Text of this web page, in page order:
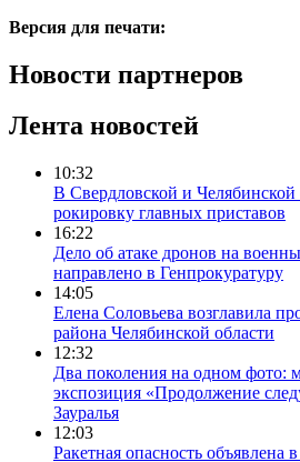
Версия для печати:
Новости партнеров
Лента новостей
10:32
В Свердловской и Челябинской
рокировку главных приставов
16:22
Дело об атаке дронов на
направлено в Генпрокуратуру
14:05
Елена Соловьева возглавила
района Челябинской области
12:32
Два поколения на одном фото:
экспозиция «Продолжение
Зауралья
12:03
Ракетная опасность объявлена